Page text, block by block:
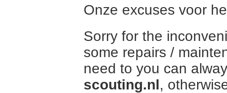
Onze excuses voor
Sorry for the
some repairs /
need to you can
scouting.nl,